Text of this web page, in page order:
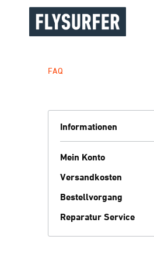
FAQ
Informationen
Mein Konto
Versandkosten
Bestellvorgang
Reparatur Service